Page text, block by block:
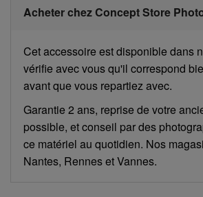
Acheter chez Concept Store
Cet accessoire est disponible dans
vérifie avec vous qu'il correspond
avant que vous repartiez avec.
Garantie 2 ans, reprise de votre
possible, et conseil par des
ce matériel au quotidien. Nos
Nantes, Rennes et Vannes.